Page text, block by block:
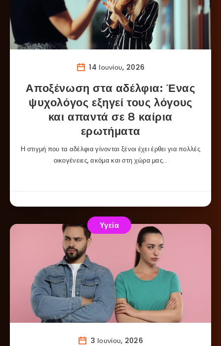
14 Ιουνίου, 2026
Αποξένωση στα αδέλφια: Ένας
ψυχολόγος εξηγεί τους λόγους
και απαντά σε 8 καίρια
ερωτήματα
Η στιγμή που τα αδέλφια γίνονται ξένοι έχει έρθει για πολλές
οικογένειες, ακόμα και στη χώρα μας…
Υγεία
3 Ιουνίου, 2026